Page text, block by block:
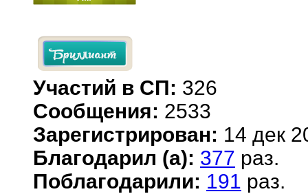
Участий в СП: 326
Сообщения: 2533
Зарегистрирован: 14 дек
Благодарил (а): 377 раз.
Поблагодарили: 191 раз.